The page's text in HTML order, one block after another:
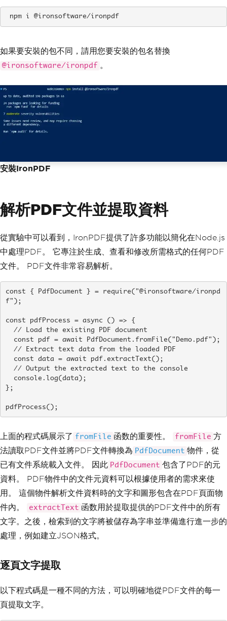
npm i @ironsoftware/ironpdf
如果要安裝的包不同，請用您要安裝的包名替換
@ironsoftware/ironpdf 。
安裝IronPDF
解析PDF文件並提取資料
從實驗中可以看到，IronPDF提供了許多功能以簡化在Node.js
中處理PDF。 它專注於生成、查看和修改所需格式的任何PDF
文件。 PDF文件非常容易解析。
const { PdfDocument } = require("@ironsoftware/ironpd
f");
const pdfProcess = async () => {
};
pdfProcess();
上面的程式碼展示了 fromFile 函数的重要性。 fromFile 方
法讀取PDF文件並將PDF文件轉換為 PdfDocument 物件，從
已有文件系統載入文件。 因此 PdfDocument 包含了PDF的元
資料。 PDF物件中的文件元資料可以根據使用者的需求來使
用。 這個物件解析文件資料時的文字和圖形包含在PDF頁面物
件內。
extractText 函数用於提取提供的PDF文件中的所有
文字。之後，檢索到的文字將被儲存為字串並準備進行進一步的
處理，例如建立JSON格式。
逐頁文字提取
以下程式碼是一種不同的方法，可以明確地從PDF文件的每一
頁提取文字。